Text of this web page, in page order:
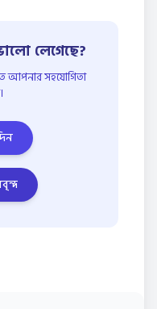
লেগেছে?
আপনার সহযোগিতা